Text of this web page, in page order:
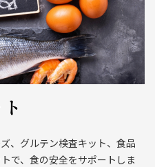
、グルテン検査キット、食品
で、食の安全をサポートしま